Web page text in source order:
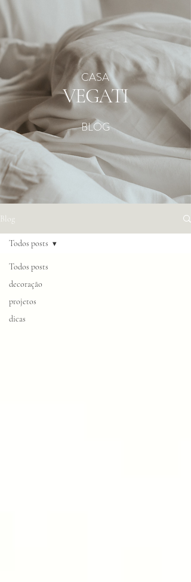
CASA
VEGATI
BLOG
Search By
Blog
Todos posts
decoração
projetos
dicas
Todos posts